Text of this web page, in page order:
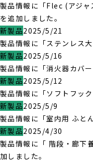
製品情報に「Flec (アジャ
を追加しました。
新製品2025/5/21
製品情報に「ステンレス
新製品2025/5/16
製品情報に「消火器カバ
新製品2025/5/12
製品情報に「ソフトフッ
新製品2025/5/9
製品情報に「室内用 ふと
新製品2025/4/30
製品情報に「 階段・廊下
加しました。